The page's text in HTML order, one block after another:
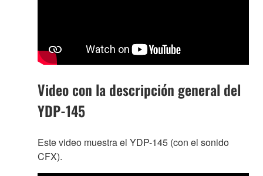
Video con la descripción general del
YDP-145
Este video muestra el YDP-145 (con el sonido
CFX).